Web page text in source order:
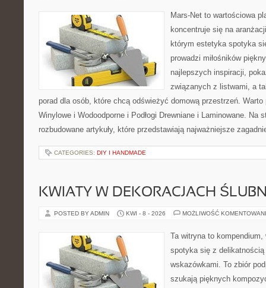
Mars-Net to wartościowa
koncentruje się na
którym estetyka spotyka
prowadzi miłośników
najlepszych inspiracji,
związanych z listwami, a
porad dla osób, które chcą odświeżyć domową przestrzeń.
Winylowe i Wodoodporne i Podłogi Drewniane i Laminowane. Na
rozbudowane artykuły, które przedstawiają najważniejsze
CATEGORIES: DIY I HANDMADE
KWIATY W DEKORACJACH
POSTED BY ADMIN KWI - 8 - 2026 MOŻLIWOŚĆ
Ta witryna to
spotyka się z
wskazówkami. To zbiór
szukają pięknych